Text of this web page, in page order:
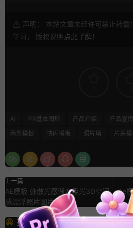
声明： 本站文章未经许可禁止转
学习， 版权说明点此了解 ！
AI PR基本图形 产品介绍 产品宣传
商务模板
快闪模板 照片墙 片头模
上一篇
AE模板 弥散光感渐变柔光3D空间
感漂浮照片图片展示
Ae
猜你喜欢